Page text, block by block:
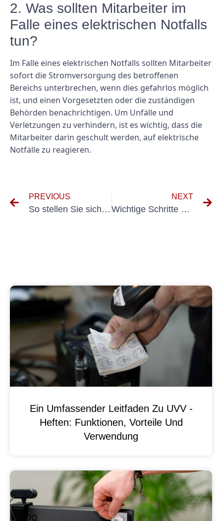
2. Was sollten Mitarbeiter im
Falle eines elektrischen Notfalls
tun?
Im Falle eines elektrischen Notfalls sollten Mitarbeiter
sofort die Stromversorgung des betroffenen
Bereichs unterbrechen, wenn dies gefahrlos möglich
ist, und einen Vorgesetzten oder die zuständigen
Behörden benachrichtigen. Um Unfälle und
Verletzungen zu verhindern, ist es wichtig, dass die
Mitarbeiter darin geschult werden, auf elektrische
Notfälle zu reagieren.
PREVIOUS
So stellen Sie sicher, dass Ihr neues Auto die UVV-Prüfung besteht
NEXT
Wichtige Schritte zur ordnungskonformen Durchführung der Maschinenprüfung VDE 0113
Ein Umfassender Leitfaden Zu UVV -
Heften: Funktionen, Vorteile Und
Verwendung